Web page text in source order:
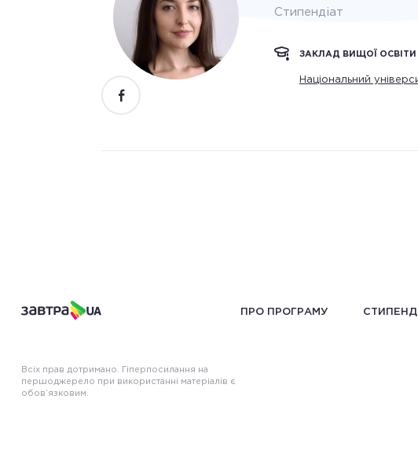
Стипендіат
ЗАКЛАД ВИЩОЇ ОСВІТИ
Національний
ПРО ПРОГРАМУ
Всіх прав дотримано. Гіперпосилання на
першоджерело при використанні матеріалів є
обов’язковим.